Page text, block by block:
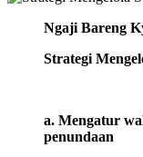
Ngaji Bareng
Strategi
a. Mengatur
penundaan